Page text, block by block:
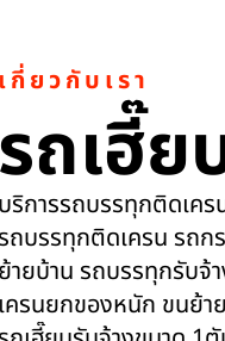
เกี่ยวกับเรา
รถเฮี๊
บริการรถบรรทุกติดเคร
รถบรรทุกติดเครน รถก
ย้ายบ้าน รถบรรทุกรับจ้
เครนยกของหนัก ขนย้า